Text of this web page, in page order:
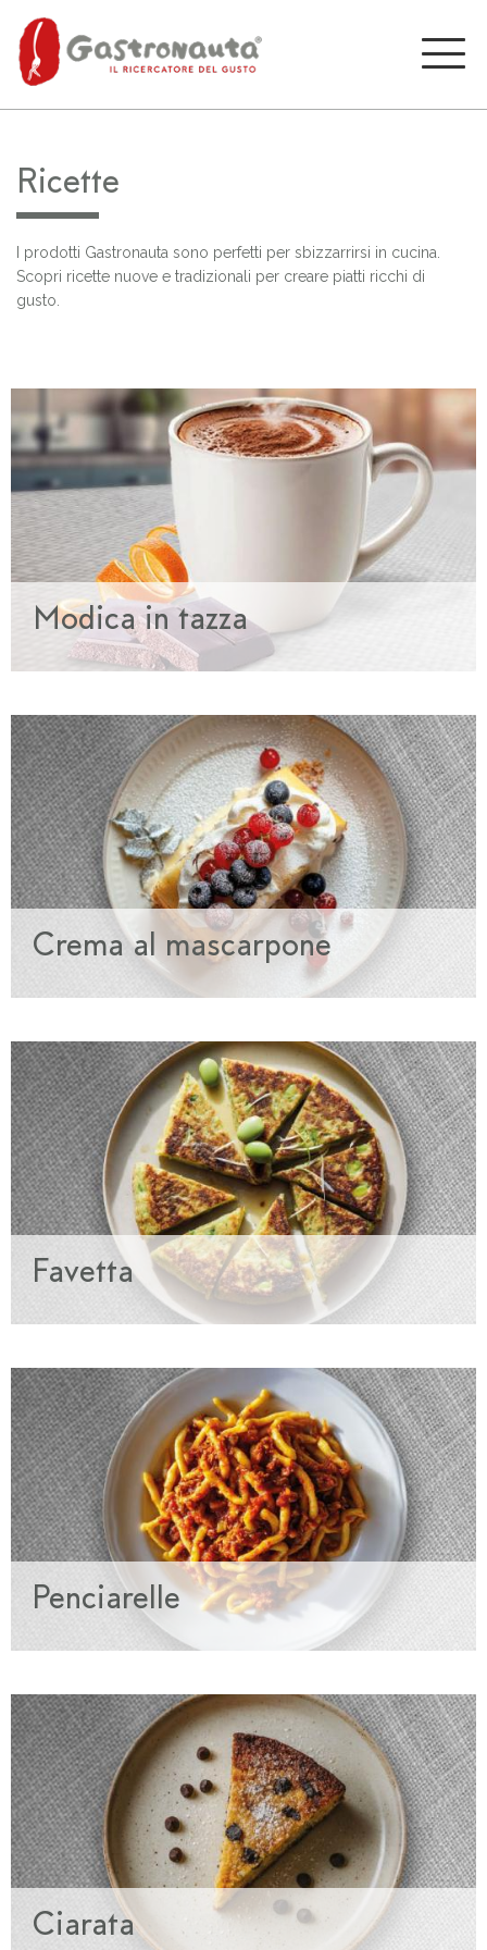
Ricette
I prodotti Gastronauta sono perfetti per sbizzarrirsi in cucina.
Scopri ricette nuove e tradizionali per creare piatti ricchi di
gusto.
Modica in tazza
Crema al mascarpone
Favetta
Penciarelle
Ciarata